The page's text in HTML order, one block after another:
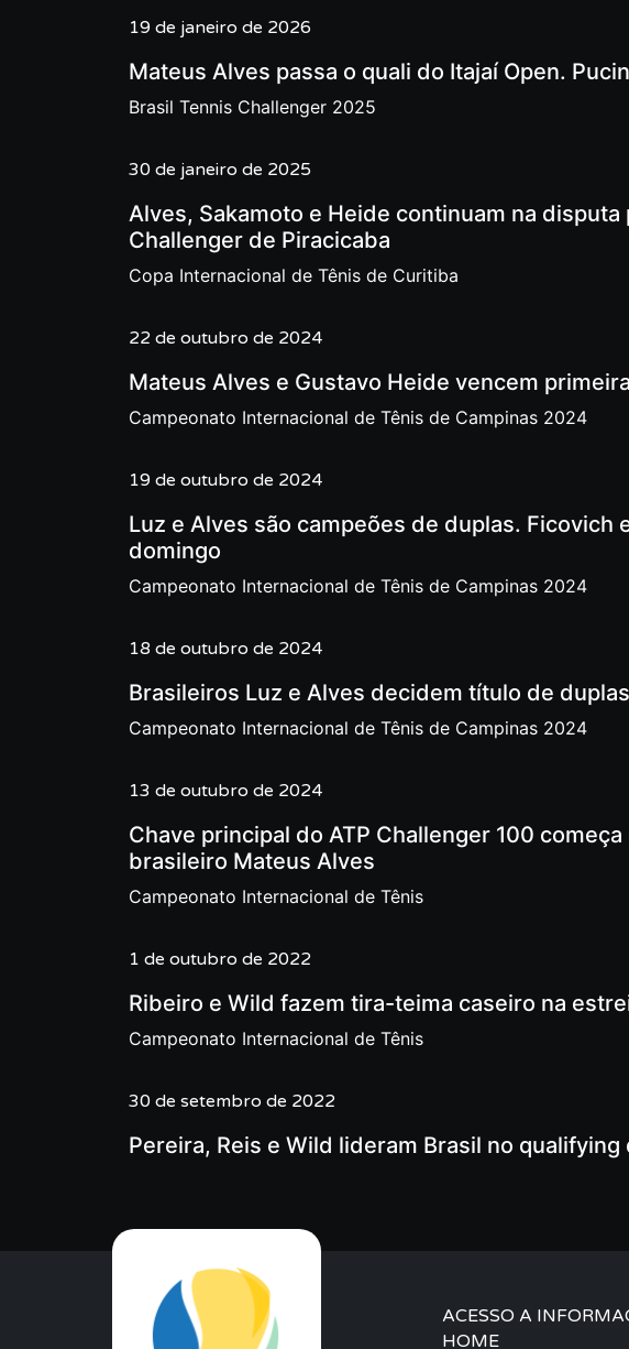
19 de janeiro de 2026
Mateus Alves passa o quali do Itajaí Open.
Brasil Tennis Challenger 2025
30 de janeiro de 2025
Alves, Sakamoto e Heide continuam na disputa
Challenger de Piracicaba
Copa Internacional de Tênis de Curitiba
22 de outubro de 2024
Mateus Alves e Gustavo Heide vencem
Campeonato Internacional de Tênis de Campinas 2024
19 de outubro de 2024
Luz e Alves são campeões de duplas. Ficovich
domingo
Campeonato Internacional de Tênis de Campinas 2024
18 de outubro de 2024
Brasileiros Luz e Alves decidem título de
Campeonato Internacional de Tênis de Campinas 2024
13 de outubro de 2024
Chave principal do ATP Challenger 100
brasileiro Mateus Alves
Campeonato Internacional de Tênis
1 de outubro de 2022
Ribeiro e Wild fazem tira-teima caseiro na
Campeonato Internacional de Tênis
30 de setembro de 2022
Pereira, Reis e Wild lideram Brasil no
ACESSO A
HOME